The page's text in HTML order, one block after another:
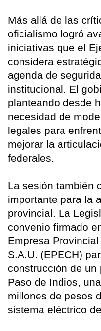
Más allá de las
oficialismo logró
iniciativas que el
considera
agenda de
institucional. El
planteando desde
necesidad de
legales para
mejorar la
federales.
La sesión también
importante para la
provincial. La
convenio firmado
Empresa
S.A.U. (EPECH)
construcción de un
Paso de Indios,
millones de pesos
sistema eléctrico